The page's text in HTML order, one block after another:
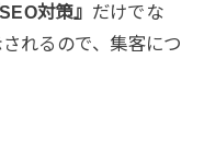
SEO対策』 だけでな
れるので、集客につ